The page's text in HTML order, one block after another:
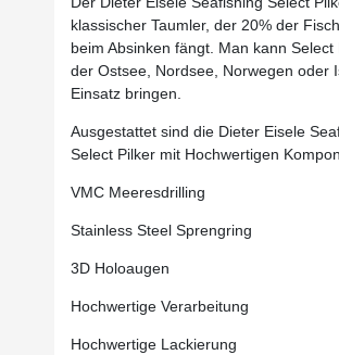
klassischer Taumler, der 20% der
beim Absinken fängt. Man kann Select
der Ostsee, Nordsee, Norwegen oder
Einsatz bringen.
Ausgestattet sind die Dieter Eisele
Select Pilker mit Hochwertigen
VMC Meeresdrilling
Stainless Steel Sprengring
3D Holoaugen
Hochwertige Verarbeitung
Hochwertige Lackierung